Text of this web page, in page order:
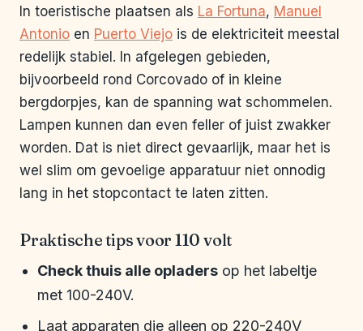
In toeristische plaatsen als La Fortuna, Manuel
Antonio en Puerto Viejo is de elektriciteit meestal
redelijk stabiel. In afgelegen gebieden,
bijvoorbeeld rond Corcovado of in kleine
bergdorpjes, kan de spanning wat schommelen.
Lampen kunnen dan even feller of juist zwakker
worden. Dat is niet direct gevaarlijk, maar het is
wel slim om gevoelige apparatuur niet onnodig
lang in het stopcontact te laten zitten.
Praktische tips voor 110 volt
Check thuis alle opladers op het labeltje
met 100-240V.
Laat apparaten die alleen op 220-240V